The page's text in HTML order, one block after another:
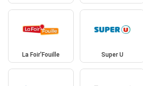
La Foir'Fouille Super U